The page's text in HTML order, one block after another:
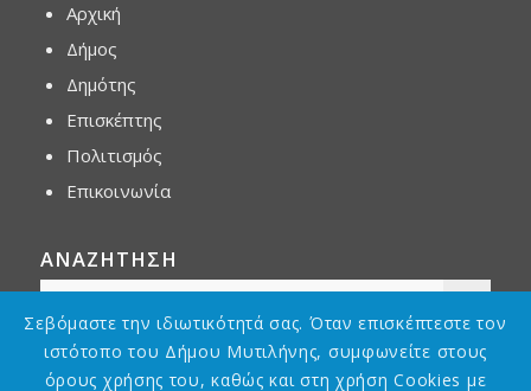
Αρχική
Δήμος
Δημότης
Επισκέπτης
Πολιτισμός
Επικοινωνία
ΑΝΑΖΗΤΗΣΗ
Σεβόμαστε την ιδιωτικότητά σας. Όταν επισκέπτεστε τον
ιστότοπο του Δήμου Μυτιλήνης, συμφωνείτε στους
όρους χρήσης του, καθώς και στη χρήση Cookies με